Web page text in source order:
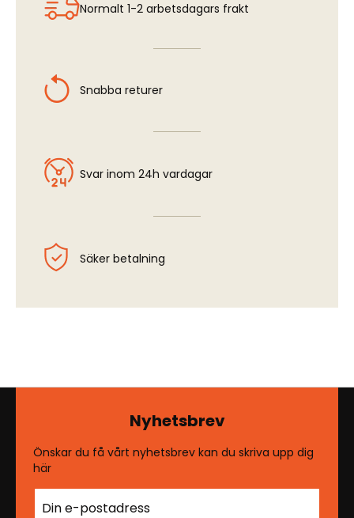
Normalt 1-2 arbetsdagars frakt
Snabba returer
Svar inom 24h vardagar
Säker betalning
Nyhetsbrev
Önskar du få vårt nyhetsbrev kan du skriva upp dig
här